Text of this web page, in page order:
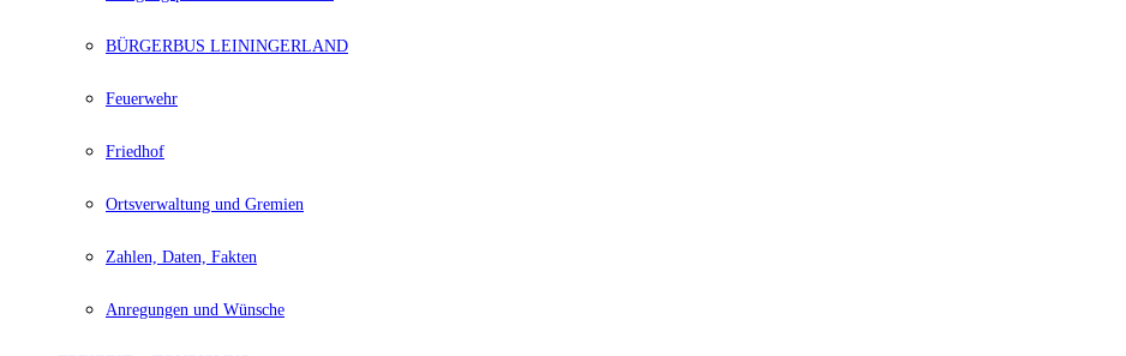
BÜRGERBUS LEININGERLAND
Feuerwehr
Friedhof
Ortsverwaltung und Gremien
Zahlen, Daten, Fakten
Anregungen und Wünsche